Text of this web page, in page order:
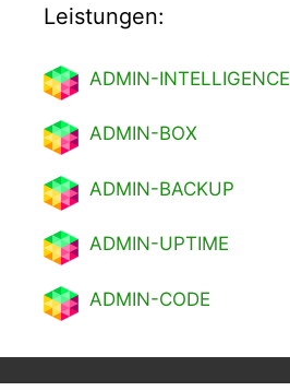
Leistungen:
ADMIN-INTELLIGENCE
ADMIN-BOX
ADMIN-BACKUP
ADMIN-UPTIME
ADMIN-CODE